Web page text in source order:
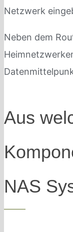
Netzwerk
Neben dem
Aus
NAS